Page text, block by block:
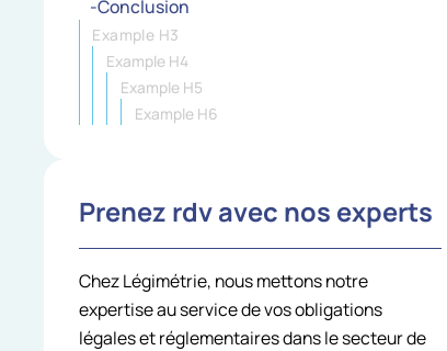
-Conclusion
Example H3
Example H4
Example H5
Example H6
Prenez rdv avec nos experts
Chez Légimétrie, nous mettons notre
expertise au service de vos obligations
légales et réglementaires dans le secteur de